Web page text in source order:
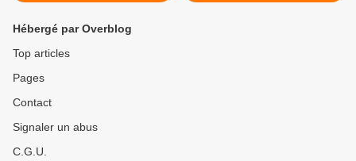
Hébergé par Overblog
Top articles
Pages
Contact
Signaler un abus
C.G.U.